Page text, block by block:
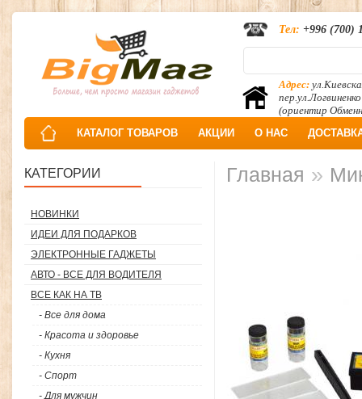
Адрес:
пер.ул.Логвиненко
(ориентир
Тел: +996 (700)
КАТАЛОГ ТОВАРОВ АКЦИИ О НАС
КАТЕГОРИИ
НОВИНКИ
ИДЕИ ДЛЯ ПОДАРКОВ
ЭЛЕКТРОННЫЕ ГАДЖЕТЫ
АВТО - ВСЕ ДЛЯ ВОДИТЕЛЯ
ВСЕ КАК НА ТВ
- Все для дома
- Красота и здоровье
- Кухня
- Спорт
- Для мужчин
Главная »